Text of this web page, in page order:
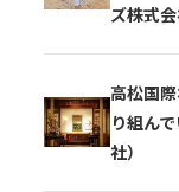
ズ株式会
高松国
り組ん
社）